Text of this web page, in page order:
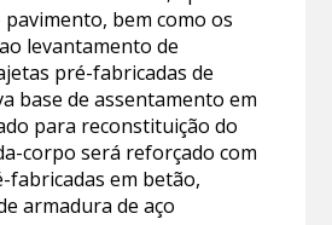
bem como os
levantamento de
pré-fabricadas de
base de assentamento em
para reconstituição do
corpo será reforçado com
fabricadas em betão,
armadura de aço